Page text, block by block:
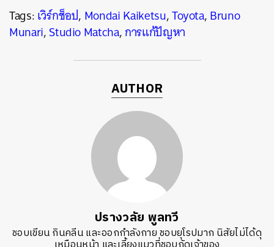
Tags:เวิร์กช็อป, Mondai Kaiketsu,Toyota,Bruno
Munari,Studio Matcha,การแก้ปัญหา
AUTHOR
ปรางวลัย พูลทวี
ชอบเขียน กินคลีน และออกกำลังกาย ชอบยุโรปมาก นิสัยไม่ได้ดุ